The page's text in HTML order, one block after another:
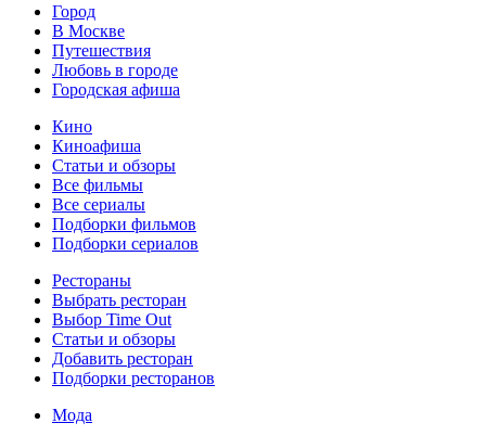
Город
В Москве
Путешествия
Любовь в городе
Городская афиша
Кино
Киноафиша
Статьи и обзоры
Все фильмы
Все сериалы
Подборки фильмов
Подборки сериалов
Рестораны
Выбрать ресторан
Выбор Time Out
Статьи и обзоры
Добавить ресторан
Подборки ресторанов
Мода